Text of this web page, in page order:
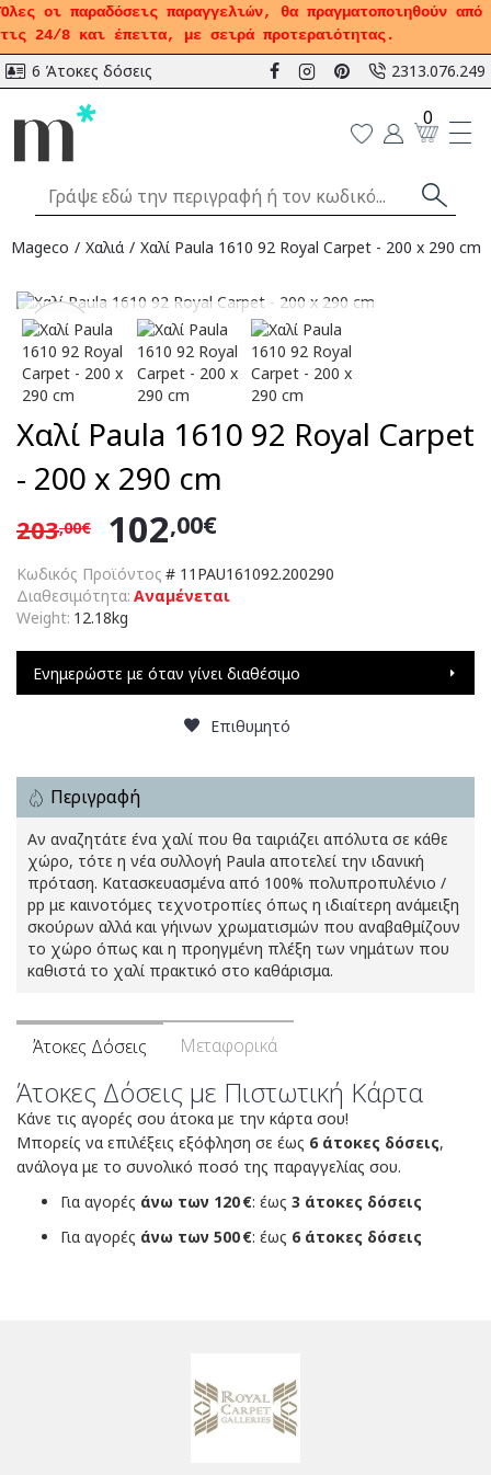
Όλες οι παραδόσεις παραγγελιών, θα πραγματοποιηθούν από
τις 24/8 και έπειτα, με σειρά προτεραιότητας.
6 Άτοκες δόσεις 2313.076.249
0
Mageco Χαλιά Χαλί Paula 1610 92 Royal Carpet - 200 x 290 cm
-50% Αναμένεται
Χαλί Paula 1610 92 Royal Carpet
- 200 x 290 cm
Κωδικός Προϊόντος # 11PAU161092.200290
Διαθεσιμότητα: Αναμένεται
Weight: 12.18kg
102,00€
203,00€
Ενημερώστε με όταν γίνει διαθέσιμο
Επιθυμητό
Περιγραφή
Αν αναζητάτε ένα χαλί που θα ταιριάζει απόλυτα σε κάθε
χώρο, τότε η νέα συλλογή Paula αποτελεί την ιδανική
πρόταση. Κατασκευασμένα από 100% πολυπροπυλένιο /
pp με καινοτόμες τεχνοτροπίες όπως η ιδιαίτερη ανάμειξη
σκούρων αλλά και γήινων χρωματισμών που αναβαθμίζουν
το χώρο όπως και η προηγμένη πλέξη των νημάτων που
καθιστά το χαλί πρακτικό στο καθάρισμα.
Άτοκες Δόσεις Μεταφορικά
Άτοκες Δόσεις με Πιστωτική Κάρτα
Κάνε τις αγορές σου άτοκα με την κάρτα σου!
Μπορείς να επιλέξεις εξόφληση σε έως 6 άτοκες δόσεις,
ανάλογα με το συνολικό ποσό της παραγγελίας σου.
Για αγορές άνω των 120 €: έως 3 άτοκες δόσεις
Για αγορές άνω των 500 €: έως 6 άτοκες δόσεις